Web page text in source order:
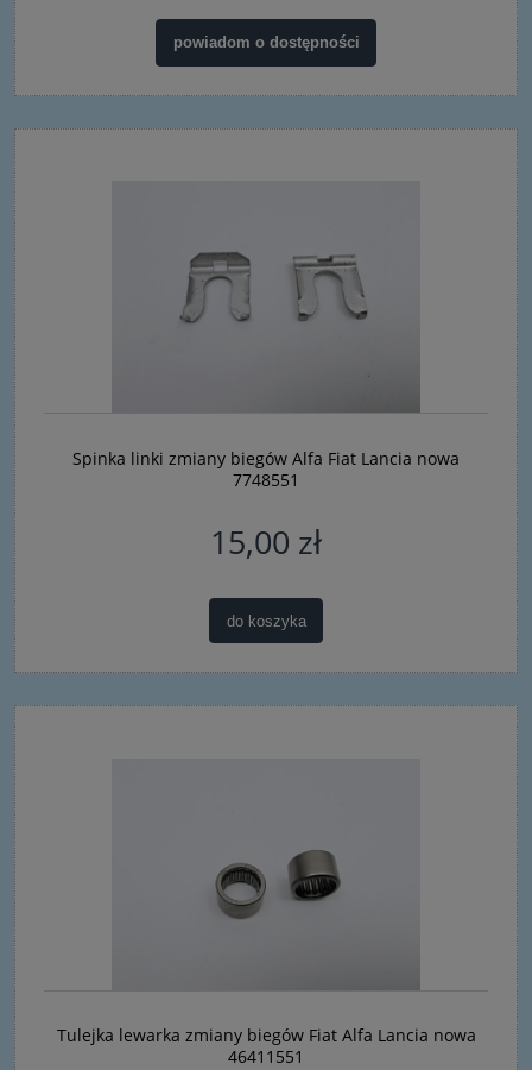
powiadom o dostępności
Spinka linki zmiany biegów Alfa Fiat Lancia nowa
7748551
15,00 zł
do koszyka
Tulejka lewarka zmiany biegów Fiat Alfa Lancia nowa
46411551